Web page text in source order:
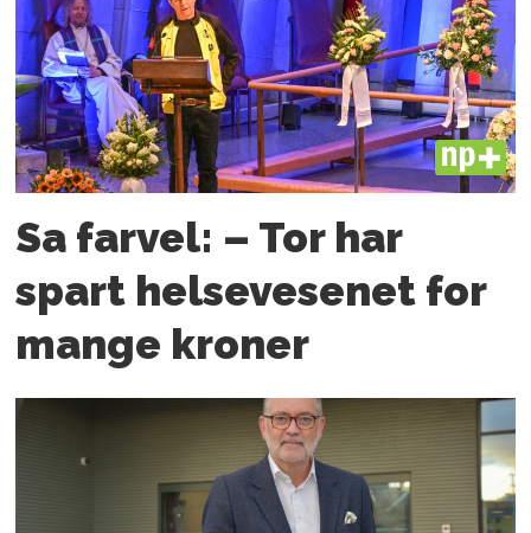
PLUS
Sa farvel: – Tor har
spart helsevesenet for
mange kroner